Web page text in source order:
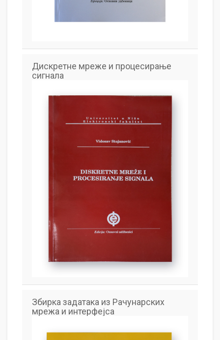
Дискретне мреже и процесирање
сигнала
Збирка задатака из Рачунарских
мрежа и интерфејса